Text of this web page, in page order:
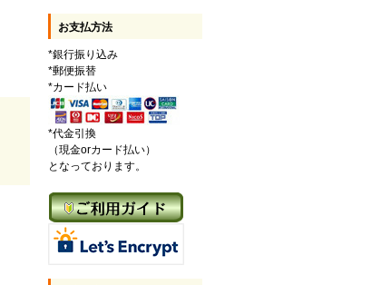
お支払方法
*銀行振り込み
*郵便振替
*カード払い
*代金引換
（現金orカード払い）
となっております。